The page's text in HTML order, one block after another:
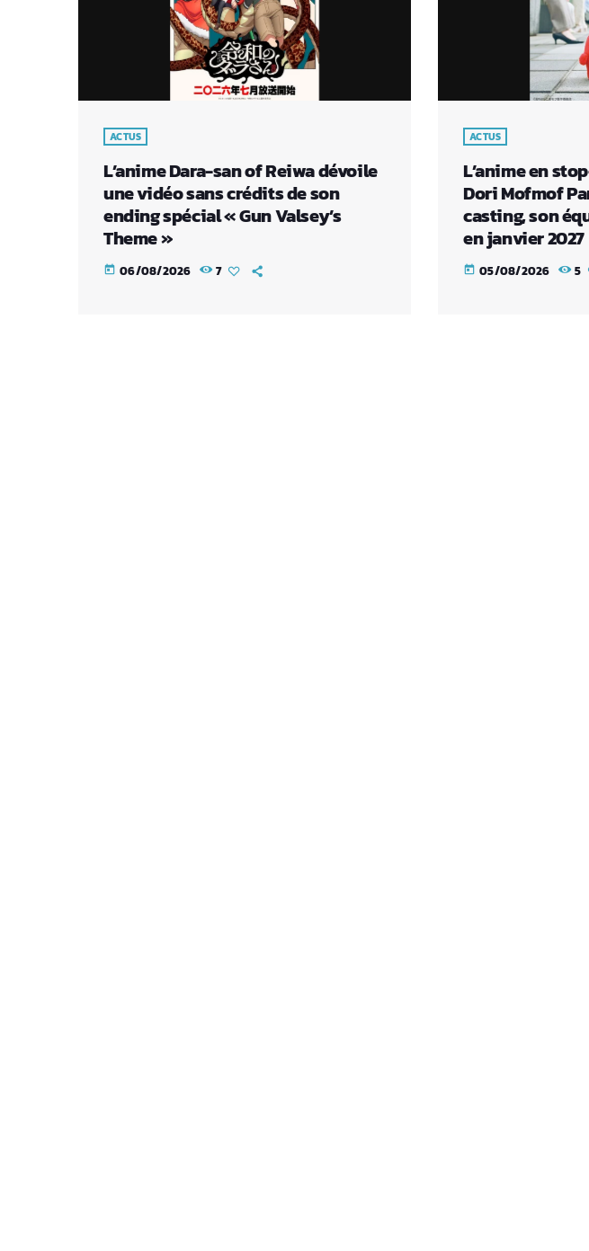
ACTUS
L’anime Dara-san of Reiwa dévoile
une vidéo sans crédits de son
ending spécial « Gun Valsey’s
Theme »
today 06/08/2026 7
ACTUS
L’anime en
Dori Mofmof
casting, son
en janvier 2027
today 05/08/2026 5